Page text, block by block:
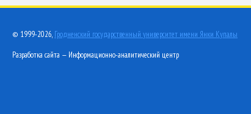
© 1999-2026, Гродненский государственный университет имени Янки Купалы
Разработка сайта — Информационно-аналитический центр